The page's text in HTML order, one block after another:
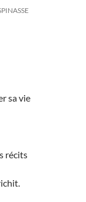
sa vie
récits